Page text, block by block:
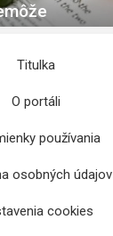
Titulka
O portáli
používania
osobných údajov
cookies